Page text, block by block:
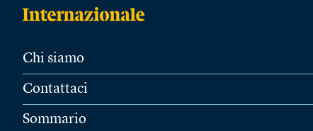
Chi siamo
Contattaci
Sommario